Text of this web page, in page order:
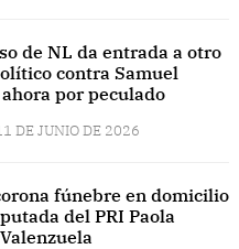
de NL da entrada a otro
contra Samuel
por peculado
DE JUNIO DE 2026
fúnebre en domicilio
del PRI Paola